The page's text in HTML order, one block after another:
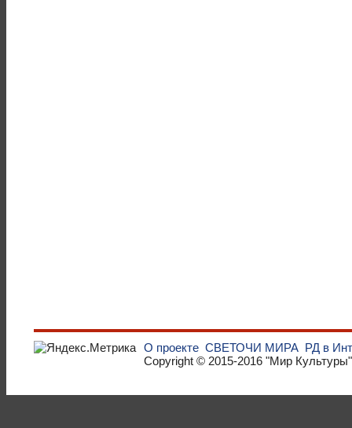
О проекте СВЕТОЧИ МИРА РД в
Copyright © 2015-2016 "Мир Культуры"